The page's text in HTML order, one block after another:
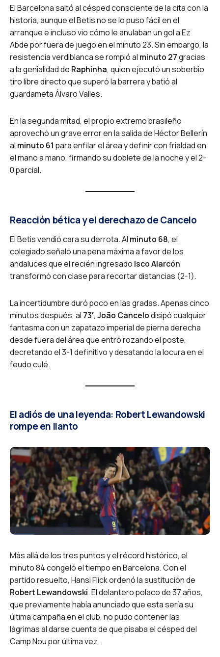
El Barcelona saltó al césped consciente de la cita con la
historia, aunque el Betis no se lo puso fácil en el
arranque e incluso vio cómo le anulaban un gol a Ez
Abde por fuera de juego en el minuto 23. Sin embargo, la
resistencia verdiblanca se rompió al minuto 27gracias
a la genialidad de Raphinha, quien ejecutó un soberbio
tiro libre directo que superó la barrera y batió al
guardameta Álvaro Valles.
En la segunda mitad, el propio extremo brasileño
aprovechó un grave error en la salida de Héctor Bellerín
al minuto 61 para enfilar el área y definir con frialdad en
el mano a mano, firmando su doblete de la noche y el 2-
0 parcial.
Reacción bética y el derechazo de Cancelo
El Betis vendió cara su derrota. Al minuto 68, el
colegiado señaló una pena máxima a favor de los
andaluces que el recién ingresado Isco Alarcón
transformó con clase para recortar distancias (2-1).
La incertidumbre duró poco en las gradas. Apenas cinco
minutos después, al 73′, João Cancelodisipó cualquier
fantasma con un zapatazo imperial de pierna derecha
desde fuera del área que entró rozando el poste,
decretando el 3-1 definitivo y desatando la locura en el
feudo culé.
El adiós de una leyenda: Robert Lewandowski
rompe en llanto
Más allá de los tres puntos y el récord histórico, el
minuto 84 congeló el tiempo en Barcelona. Con el
partido resuelto, Hansi Flick ordenó la sustitución de
Robert Lewandowski. El delantero polaco de 37 años,
que previamente había anunciado que esta sería su
última campaña en el club, no pudo contener las
lágrimas al darse cuenta de que pisaba el césped del
Camp Nou por última vez.